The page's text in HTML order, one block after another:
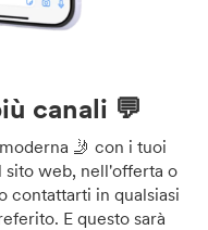
canali 💬
🤳 con i tuoi
sito web, nell'offerta o
contattarti in qualsiasi
E questo sarà